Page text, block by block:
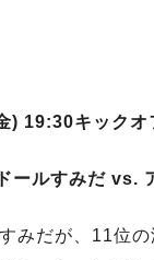
) 19:30キックオ
ールすみだ vs.
みだが、11位